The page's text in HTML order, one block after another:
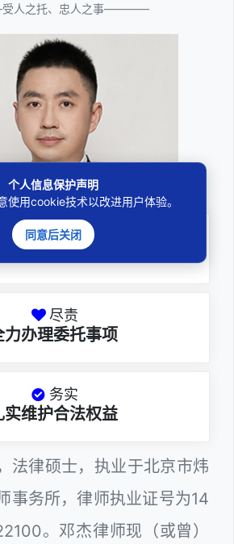
人之托、忠人之事————
邓杰律师
专业
耕厚积聚焦专注
尽责
力办理委托事项
务实
实维护合法权益
法律硕士，执业于北京市炜
事务所，律师执业证号为14
。邓杰律师现（或曾）
个人信息保护声明
使用cookie技术以改进用户体验。
同意后关闭